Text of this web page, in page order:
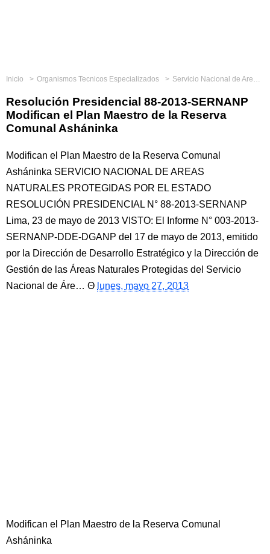
Inicio Organismos Tecnicos Especializados Servicio Nacional de Areas Naturales Protegidas Por El Estado
Resolución Presidencial 88-2013-SERNANP
Modifican el Plan Maestro de la Reserva
Comunal Asháninka
Modifican el Plan Maestro de la Reserva Comunal
Asháninka SERVICIO NACIONAL DE AREAS
NATURALES PROTEGIDAS POR EL ESTADO
RESOLUCIÓN PRESIDENCIAL N° 88-2013-SERNANP
Lima, 23 de mayo de 2013 VISTO: El Informe N° 003-2013-
SERNANP-DDE-DGANP del 17 de mayo de 2013, emitido
por la Dirección de Desarrollo Estratégico y la Dirección de
Gestión de las Áreas Naturales Protegidas del Servicio
Nacional de Áre…
lunes, mayo 27, 2013
Modifican el Plan Maestro de la Reserva Comunal
Asháninka